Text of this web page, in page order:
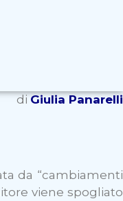
di Giulia Panarelli
da “cambiamenti
viene spogliato